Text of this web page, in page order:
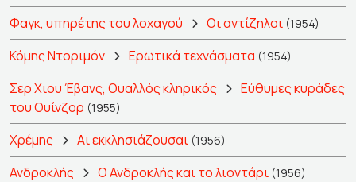
Φαγκ, υπηρέτης του λοχαγού Οι αντίζηλοι (1954)
Κόμης Ντοριμόν Ερωτικά τεχνάσματα (1954)
Σερ Χιου Έβανς, Ουαλλός κληρικός
Εύθυμες κυράδες
του Ουίνζορ (1955)
Χρέμης Αι εκκλησιάζουσαι (1956)
Ανδροκλής Ο Ανδροκλής και το λιοντάρι (1956)